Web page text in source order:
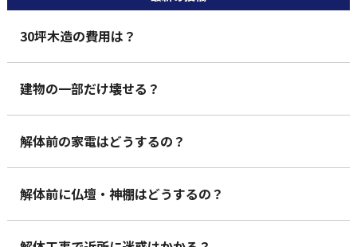
30坪木造の費用は？
建物の一部だけ壊せる？
解体前の家電はどうするの？
解体前に仏壇・神棚はどうするの？